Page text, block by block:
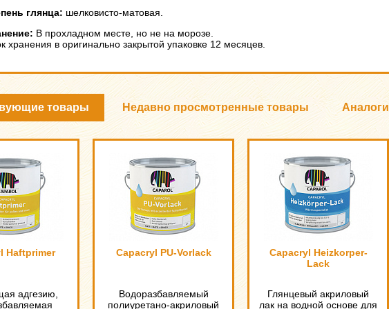
глянца: шелковисто-матовая.
В прохладном месте, но не на морозе.
хранения в оригинально закрытой упаковке 12 месяцев.
товары Недавно просмотренные товары Аналоги
Haftprimer
адгезию,
Capacryl PU-Vorlack
Водоразбавляемый
полиуретано-акриловый
Capacryl Heizkorper-
Lack
Глянцевый акриловый
лак на водной основе для